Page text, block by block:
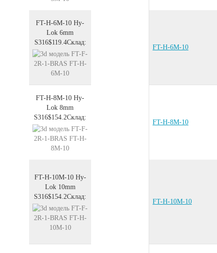
FT-H-6M-10 Hy-
Lok 6mm
S316$119.4Склад:
FT-H-6M-10
FT-H-8M-10 Hy-
Lok 8mm
S316$154.2Склад:
FT-H-8M-10
FT-H-10M-10Hy-
Lok 10mm
S316$154.2Склад:
FT-H-10M-10